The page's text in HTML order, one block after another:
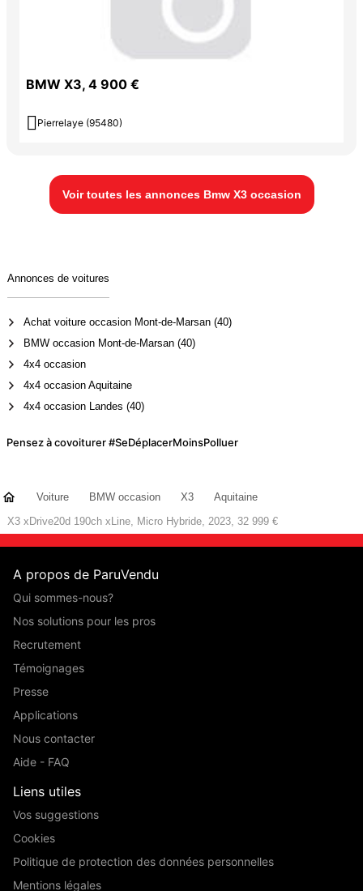
BMW X3, 4 900 €
 Pierrelaye (95480)
Voir toutes les annonces Bmw X3 occasion
Annonces de voitures
Achat voiture occasion Mont-de-Marsan (40)
BMW occasion Mont-de-Marsan (40)
4x4 occasion
4x4 occasion Aquitaine
4x4 occasion Landes (40)
Pensez à covoiturer #SeDéplacerMoinsPolluer
Voiture BMW occasion X3
Aquitaine
X3 xDrive20d 190ch xLine, Micro Hybride, 2023, 32 999 €
A propos de ParuVendu
Qui sommes-nous?
Nos solutions pour les pros
Recrutement
Témoignages
Presse
Applications
Nous contacter
Aide - FAQ
Liens utiles
Vos suggestions
Cookies
Politique de protection des données personnelles
Mentions légales